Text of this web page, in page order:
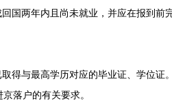
两年内且尚未就业，并应在报到前
与最高学历对应的毕业证、学位证
落户的有关要求。